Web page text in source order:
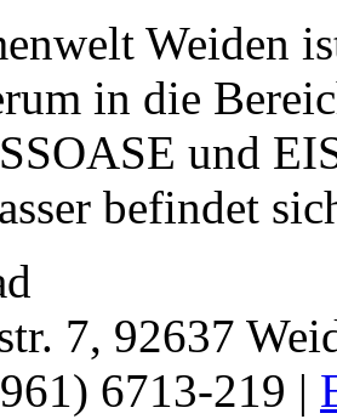
Weiden
in die
und
befindet
7, 92637
6713-219 |